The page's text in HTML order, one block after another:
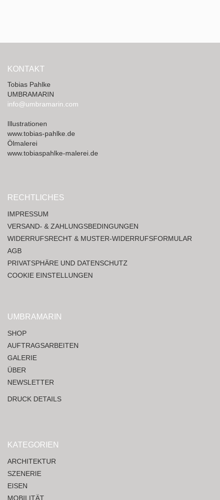
KONTAKT
Tobias Pahlke
UMBRAMARIN
info@umbramarin.com
Illustrationen
www.tobias-pahlke.de
Ölmalerei
www.tobiaspahlke-malerei.de
RECHTLICHES
IMPRESSUM
VERSAND- & ZAHLUNGSBEDINGUNGEN
WIDERRUFSRECHT & MUSTER-WIDERRUFSFORMULAR
AGB
PRIVATSPHÄRE UND DATENSCHUTZ
COOKIE EINSTELLUNGEN
UMBRAMARIN
SHOP
AUFTRAGSARBEITEN
GALERIE
ÜBER
NEWSLETTER
DRUCK DETAILS
KATEGORIEN
ARCHITEKTUR
SZENERIE
EISEN
MOBILITÄT